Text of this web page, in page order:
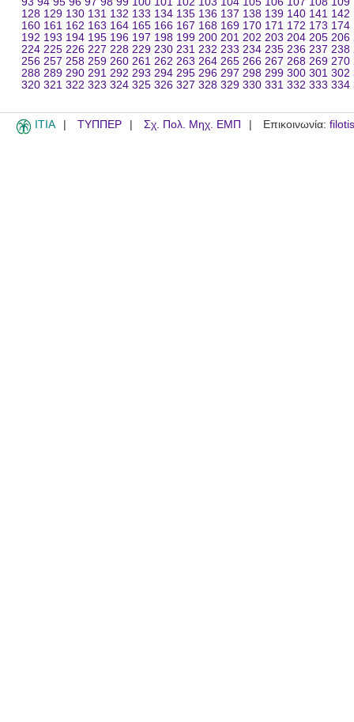
128 129 130 131 132 133 134 135 136 137 138 139 140 141 142
160 161 162 163 164 165 166 167 168 169 170 171 172 173 174
192 193 194 195 196 197 198 199 200 201 202 203 204 205 206
224 225 226 227 228 229 230 231 232 233 234 235 236 237 238
256 257 258 259 260 261 262 263 264 265 266 267 268 269 270
288 289 290 291 292 293 294 295 296 297 298 299 300 301 302
320 321 322 323 324 325 326 327 328 329 330 331 332 333 334
ITIA ΤΥΠΠΕΡ Σχ. Πολ. Μηχ. ΕΜΠ Επικοινωνία: